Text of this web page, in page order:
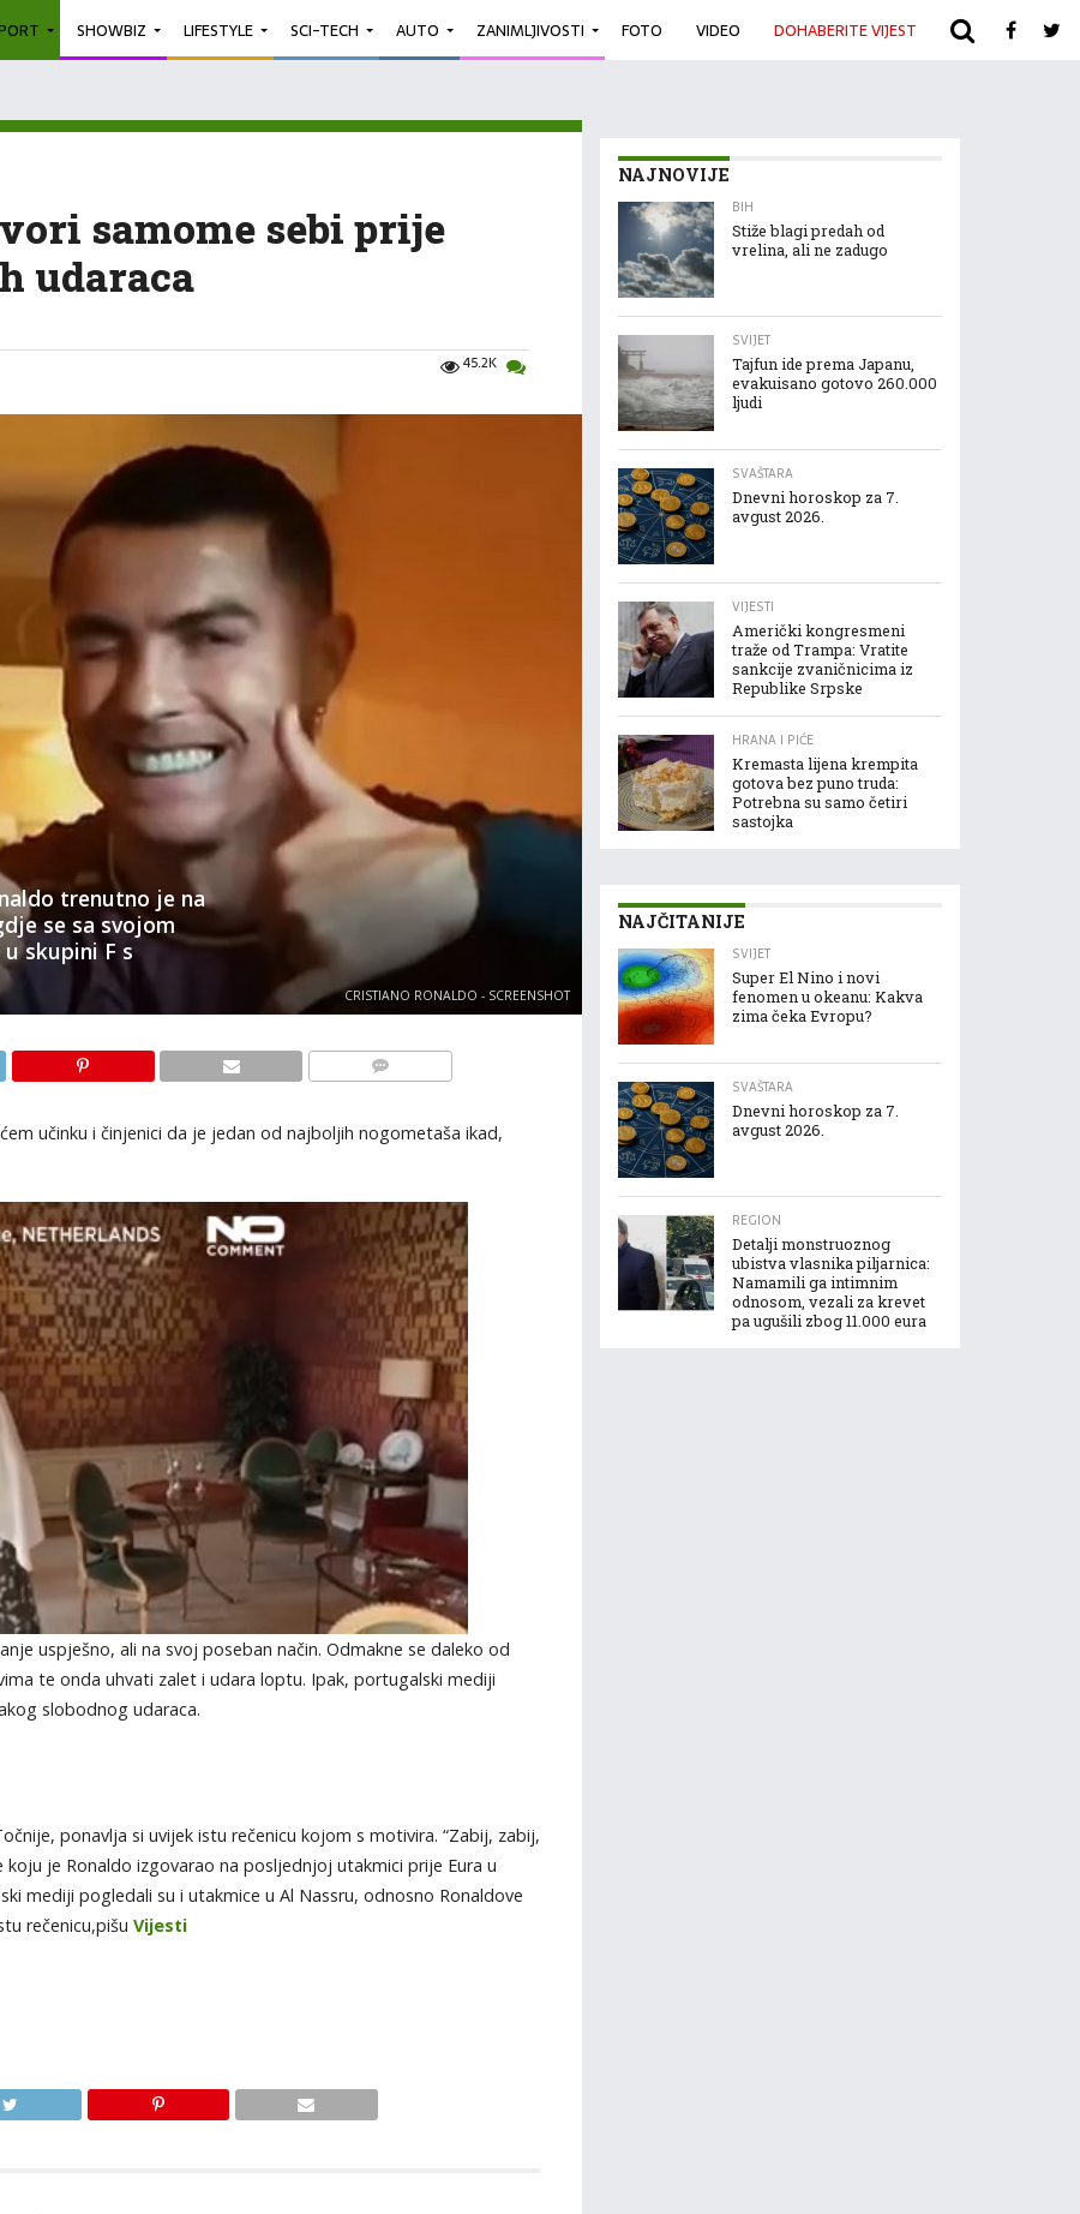
SHOWBIZ LIFESTYLE SCI-TECH AUTO ZANIMLJIVOSTI FOTO VIDEO DOHABERITE VIJEST ARHIVA
samome sebi prije
udaraca
45.2K
trenutno je na
se sa svojom
skupini F s
CRISTIANO RONALDO - SCREENSHOT
učinku i činjenici da je jedan od najboljih nogometaša ikad,
uspješno, ali na svoj poseban način. Odmakne se daleko od
te onda uhvati zalet i udara loptu. Ipak, portugalski mediji
slobodnog udaraca.
ponavlja si uvijek istu rečenicu kojom s motivira. “Zabij, zabij,
je Ronaldo izgovarao na posljednjoj utakmici prije Eura u
mediji pogledali su i utakmice u Al Nassru, odnosno Ronaldove
rečenicu,pišu Vijesti
NAJNOVIJE
BIH
Stiže blagi predah od
vrelina, ali ne zadugo
SVIJET
Tajfun ide prema Japanu,
evakuisano gotovo 260.000
ljudi
SVAŠTARA
Dnevni horoskop za 7.
avgust 2026.
VIJESTI
Američki kongresmeni
traže od Trampa: Vratite
sankcije zvaničnicima iz
Republike Srpske
HRANA I PIĆE
Kremasta lijena krempita
gotova bez puno truda:
Potrebna su samo četiri
sastojka
NAJČITANIJE
SVIJET
Super El Nino i novi
fenomen u okeanu: Kakva
zima čeka Evropu?
SVAŠTARA
Dnevni horoskop za 7.
avgust 2026.
REGION
Detalji monstruoznog
ubistva vlasnika piljarnica:
Namamili ga intimnim
odnosom, vezali za krevet
pa ugušili zbog 11.000 eura